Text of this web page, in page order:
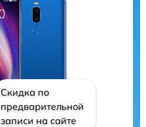
Скидка по
предварительной
записи на сайте